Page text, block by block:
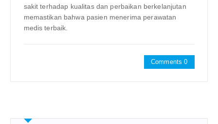
sakit terhadap kualitas dan perbaikan berkelanjutan
memastikan bahwa pasien menerima perawatan
medis terbaik.
Comments 0